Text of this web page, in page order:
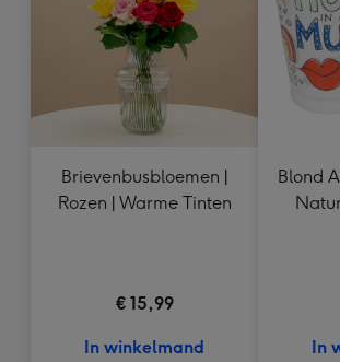
Brievenbusbloemen |
Rozen | Warme Tinten
€ 15,99
In winkelmand
Blond
In